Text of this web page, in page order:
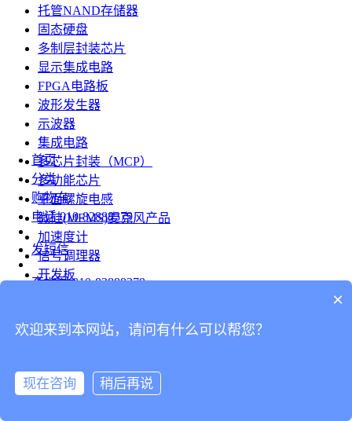
托管NAND存储器
固态硬盘
多制层封装芯片
显示集成电路
FPGA电路板
波形发生器
示波器
集成电路
多芯片封装（MCP）
多功能芯片
平面螺旋电感
微硅(MEMS)麦克风产品
加速度计
信号调理器
开发板
台式仪表
连接器
首页
分类
购物车
电话 010-82888379
发短信
查地图 010-82888379
分享
×
欢迎来到本网站，请问有什么可以帮您？
现在咨询 稍后再说